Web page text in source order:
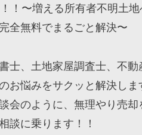
！〜増える所有者不明土
全無料でまるごと解決〜
士、土地家屋調査士、不動
お悩みをサクッと解決しま
会のように、無理やり売
談に乗ります！！